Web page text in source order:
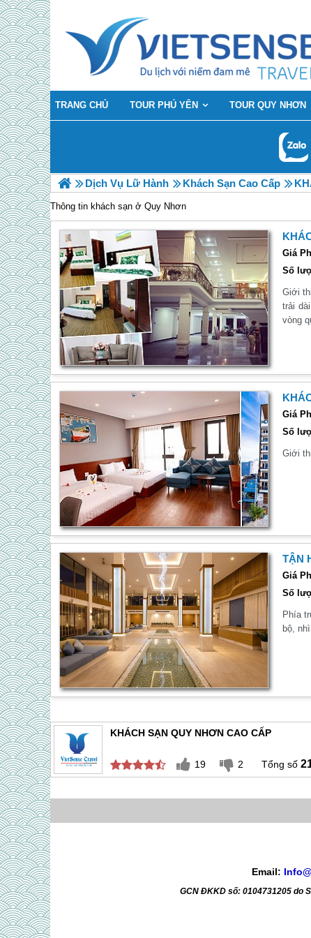
TRANG CHỦ TOUR PHÚ YÊN TOUR QUY NHƠN
Dịch Vụ Lữ Hành Khách Sạn Cao Cấp
Thông tin khách sạn ở Quy Nhơn
Giá
Số
Giới
trải
vòng
Giá
Số
Giới
TẬN
Giá
Số
Phía
bộ,
KHÁCH SẠN QUY NHƠN CAO CẤP
19 2
Email:
GCN ĐKKD số: 0104731205 do